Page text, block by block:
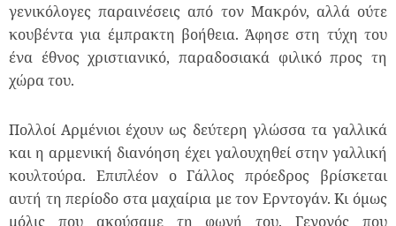
γενικόλογες παραινέσεις από τον Μακρόν, αλλά ούτε
κουβέντα για έμπρακτη βοήθεια. Άφησε στη τύχη του
ένα έθνος χριστιανικό, παραδοσιακά φιλικό προς τη
χώρα του.
Πολλοί Αρμένιοι έχουν ως δεύτερη γλώσσα τα γαλλικά
και η αρμενική διανόηση έχει γαλουχηθεί στην γαλλική
κουλτούρα. Επιπλέον ο Γάλλος πρόεδρος βρίσκεται
αυτή τη περίοδο στα μαχαίρια με τον Ερντογάν. Κι όμως
μόλις που ακούσαμε τη φωνή του. Γεγονός που